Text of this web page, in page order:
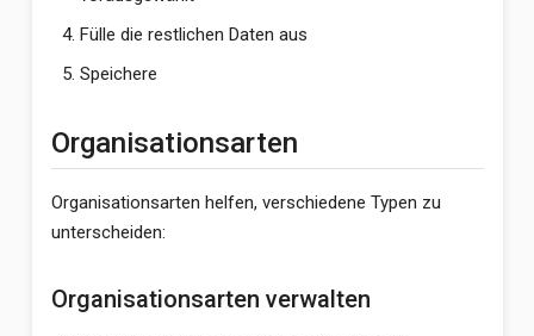
Fülle die restlichen Daten aus
Speichere
Organisationsarten
Organisationsarten helfen, verschiedene Typen zu
unterscheiden:
Organisationsarten verwalten